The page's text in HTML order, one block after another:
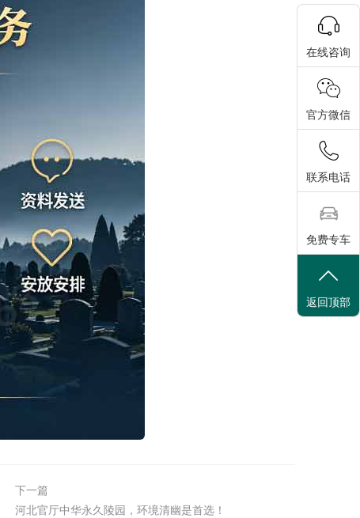
下一篇
河北官厅中华永久陵园，环境清幽是首选！
在线咨询
官方微信
联系电话
免费专车
返回顶部